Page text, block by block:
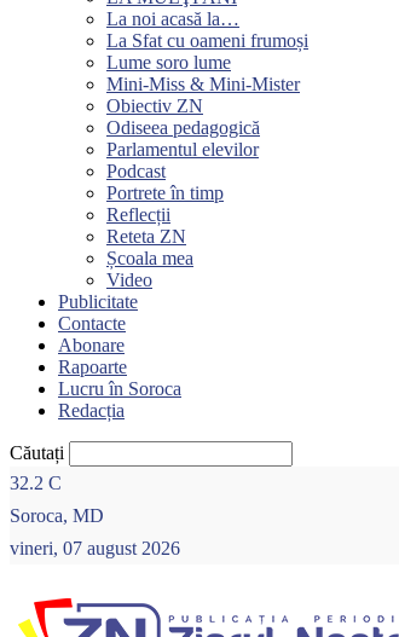
La noi acasă la…
La Sfat cu oameni frumoși
Lume soro lume
Mini-Miss & Mini-Mister
Obiectiv ZN
Odiseea pedagogică
Parlamentul elevilor
Podcast
Portrete în timp
Reflecții
Reteta ZN
Școala mea
Video
Publicitate
Contacte
Abonare
Rapoarte
Lucru în Soroca
Redacția
Căutați
32.2 C
Soroca, MD
vineri, 07 august 2026